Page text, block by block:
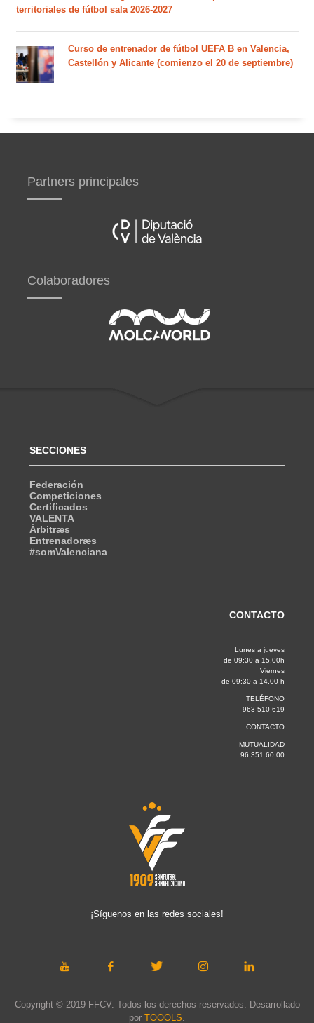
territoriales de fútbol sala 2026-2027
Curso de entrenador de fútbol UEFA B en Valencia,
Castellón y Alicante (comienzo el 20 de septiembre)
Partners principales
Colaboradores
SECCIONES
Federación
Competiciones
Certificados
VALENTA
Árbitræs
Entrenadoræs
#somValenciana
CONTACTO
Lunes a jueves
de 09:30 a 15.00h
Viernes
de 09:30 a 14.00 h
TELÉFONO
963 510 619
CONTACTO
MUTUALIDAD
96 351 60 00
¡Síguenos en las redes sociales!
Copyright © 2019 FFCV. Todos los derechos reservados. Desarrollado
por TOOOLS.